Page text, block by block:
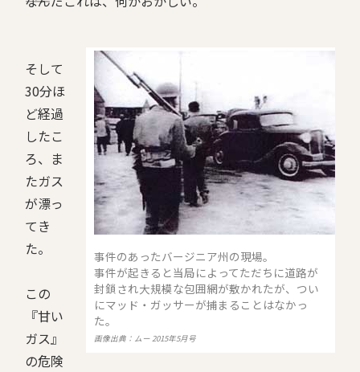
事件のあったバージニア州の現場。
事件が起きると当局によってただちに道路が
封鎖され大規模な包囲網が敷かれたが、つい
にマッド・ガッサーが捕まることはなかっ
た。
画像出典：ムー 2015年5月号
そして
30分ほ
ど経過
したこ
ろ、ま
たガス
が漂っ
てき
た。
この
『甘い
ガス』
の危険